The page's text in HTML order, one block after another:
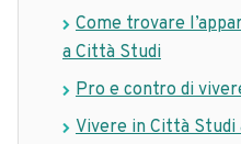
Come trovare
a Città Studi
Pro e contro di
Vivere in Città